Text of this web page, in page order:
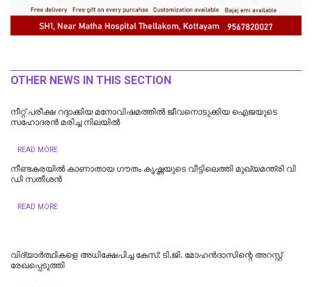
OTHER NEWS IN THIS SECTION
നീറ്റ് പരീക്ഷ റദ്ദാക്കിയ മനോവിഷമത്തില്‍ ജീവനൊടുക്കിയ ഐജയുടെ
സഹോദരന്‍ മരിച്ച നിലയില്‍
READ MORE
നീണ്ടകരയില്‍ കാണാതായ ഗൗതം കൃഷ്ണയുടെ വീട്ടിലെത്തി മുഖ്യമന്ത്രി വി
ഡി സതീശന്‍
READ MORE
വിദ്യാർത്ഥികളെ അധിക്ഷേപിച്ച കേസ്: ടി.ജി. മോഹൻദാസിന്റെ അറസ്റ്റ്
രേഖപ്പെടുത്തി